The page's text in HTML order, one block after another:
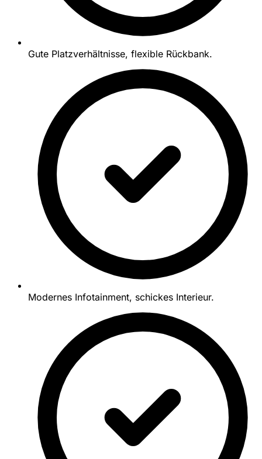
Gute Platzverhältnisse, flexible Rückbank.
Modernes Infotainment, schickes Interieur.